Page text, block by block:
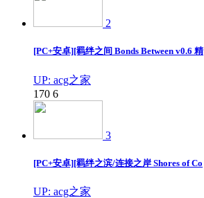
2
[PC+安卓][羁绊之间 Bonds Between v0.6 精
UP: acg之家
170 6
3
[PC+安卓][羁绊之滨/连接之岸 Shores of Co
UP: acg之家